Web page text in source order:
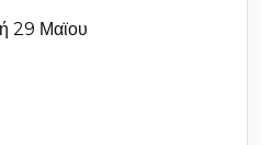
29 Μαϊου